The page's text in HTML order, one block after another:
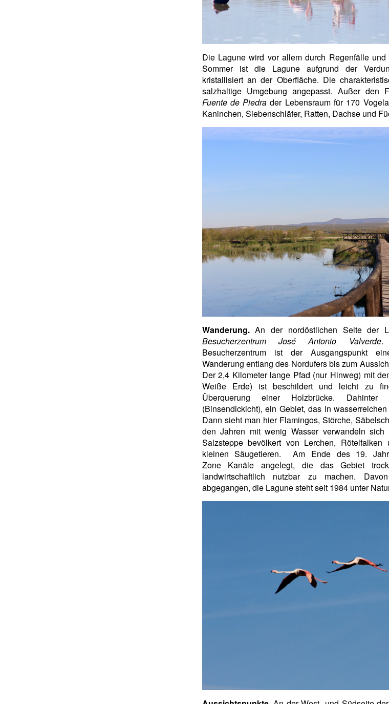
Die Lagune wird vor allem durch Regenfälle
Sommer ist die Lagune aufgrund der
kristallisiert an der Oberfläche. Die
salzhaltige Umgebung angepasst. Außer den
Fuente de Piedra der Lebensraum für 170
Kaninchen, Siebenschläfer, Ratten, Dachse und
Wanderung.An der nordöstlichen Seite der
Besucherzentrum José Antonio Valverde.
Besucherzentrum ist der Ausgangspunkt
Wanderung entlang des Nordufers bis zum
Der 2,4 Kilometer lange Pfad (nur Hinweg) mit
Weiße Erde) ist beschildert und leicht zu
Überquerung einer Holzbrücke.
(Binsendickicht), ein Gebiet, das in
Dann sieht man hier Flamingos, Störche,
den Jahren mit wenig Wasser verwandeln sich
Salzsteppe bevölkert von Lerchen,
kleinen Säugetieren. Am Ende des 19.
Zone Kanäle angelegt, die das Gebiet
landwirtschaftlich nutzbar zu machen.
abgegangen, die Lagune steht seit 1984 unter